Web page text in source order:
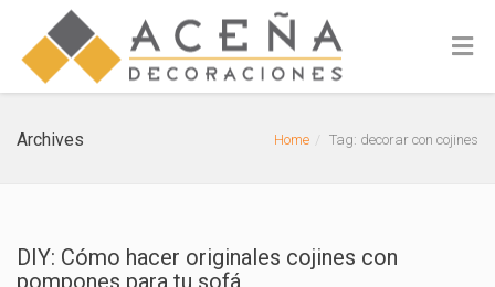
Archives Home Tag: decorar con cojines
DIY: Cómo hacer originales cojines con
pompones para tu sofá